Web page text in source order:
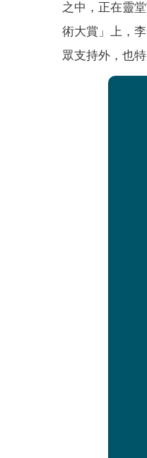
之中，正在靈
術大賞」上，
眾支持外，也